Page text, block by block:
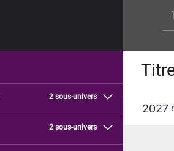
2 sous-univers
2 sous-univers
2027